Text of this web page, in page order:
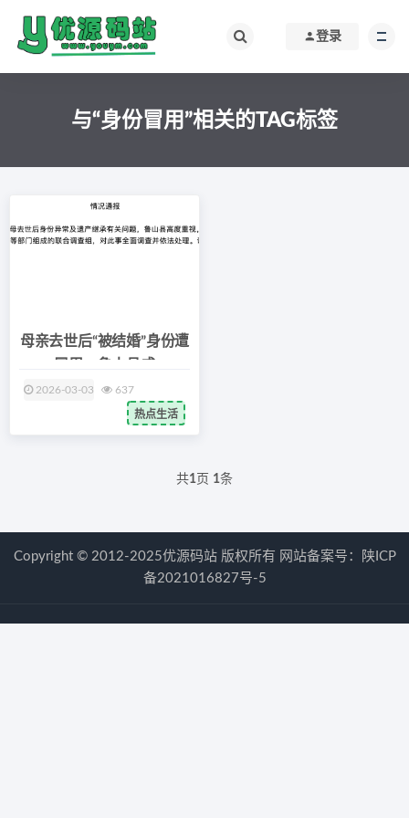
登录
与“身份冒用”相关的TAG标签
母亲去世后“被结婚”身份遭
2026-03-03 637
热点生活
共1 页 1条
Copyright © 2012-2025优源码站 版权所有 网站备案号：
陕ICP
备2021016827号-5